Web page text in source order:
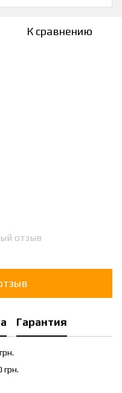
К сравнению
отзыв
Гарантия
грн.